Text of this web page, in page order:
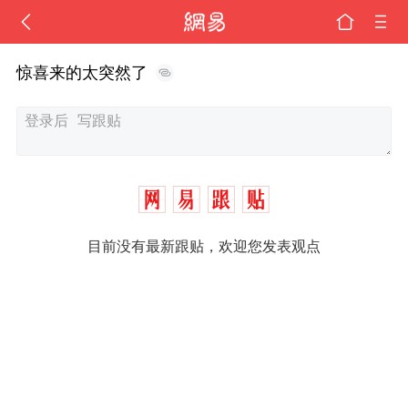
惊喜来的太突然了
目前没有最新跟贴，欢迎您发表观点